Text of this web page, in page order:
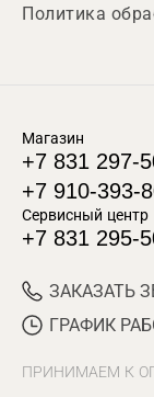
Политика
Магазин
+7 831 297-
+7 910-393-
Сервисный центр
+7 831 295-
ЗАКАЗАТЬ
ГРАФИК
ПРИНИМАЕМ К